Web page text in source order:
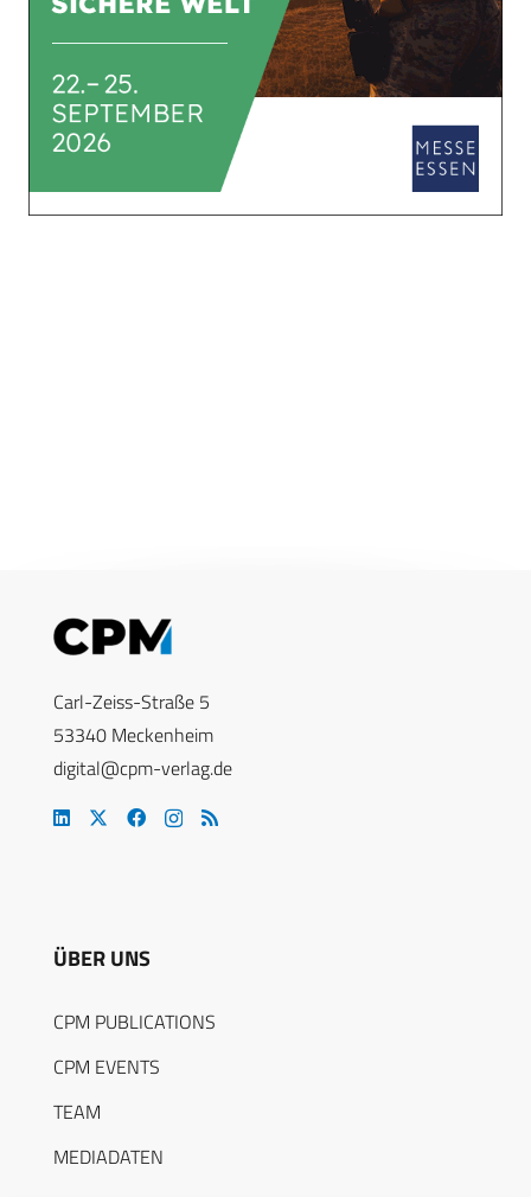
Carl-Zeiss-Straße 5
53340 Meckenheim
digital@cpm-verlag.de
ÜBER UNS
CPM PUBLICATIONS
CPM EVENTS
TEAM
MEDIADATEN